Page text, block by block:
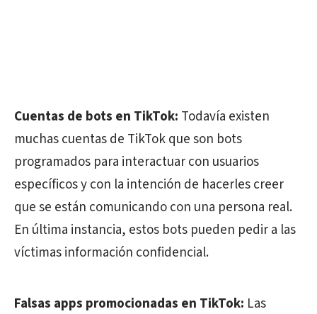
Cuentas de bots en TikTok: Todavía existen
muchas cuentas de TikTok que son bots
programados para interactuar con usuarios
específicos y con la intención de hacerles creer
que se están comunicando con una persona real.
En última instancia, estos bots pueden pedir a las
víctimas información confidencial.
Falsas apps promocionadas en TikTok: Las